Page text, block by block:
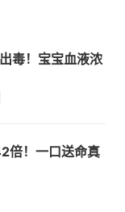
毒！宝宝血液浓
倍！一口送命真